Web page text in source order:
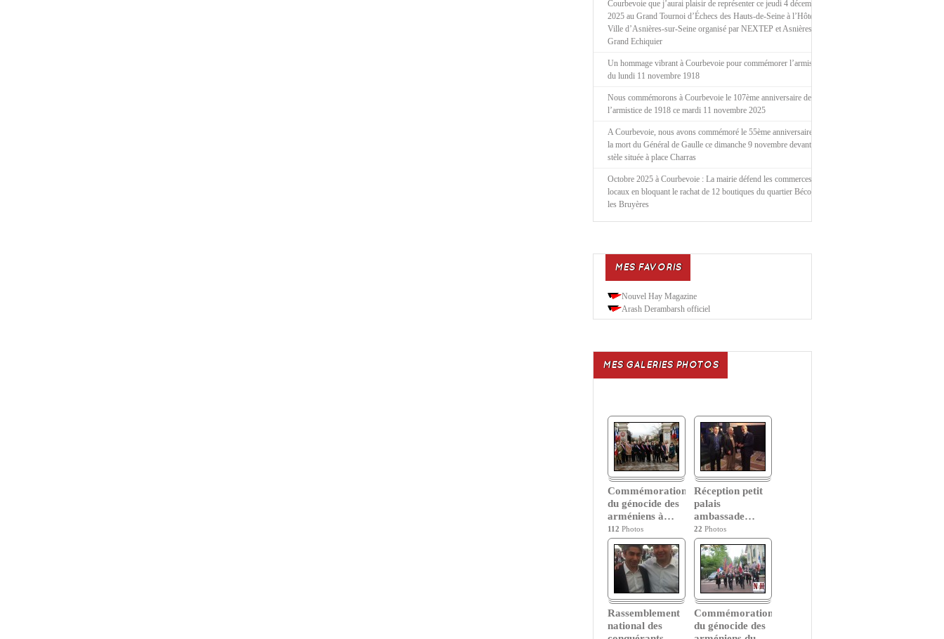
Courbevoie que j’aurai plaisir de représenter ce jeudi 4 décembre
2025 au Grand Tournoi d’Échecs des Hauts-de-Seine à l’Hôtel de
Ville d’Asnières-sur-Seine organisé par NEXTEP et Asnières le
Grand Echiquier
Un hommage vibrant à Courbevoie pour commémorer l’armistice
du lundi 11 novembre 1918
Nous commémorons à Courbevoie le 107ème anniversaire de
l’armistice de 1918 ce mardi 11 novembre 2025
A Courbevoie, nous avons commémoré le 55ème anniversaire de
la mort du Général de Gaulle ce dimanche 9 novembre devant la
stèle située à place Charras
Octobre 2025 à Courbevoie : La mairie défend les commerces
locaux en bloquant le rachat de 12 boutiques du quartier Bécon
les Bruyères
MES FAVORIS
Nouvel Hay Magazine
Arash Derambarsh officiel
MES GALERIES PHOTOS
Commémoration
du génocide des
arméniens à…
112 Photos
Réception petit
palais
ambassade…
22 Photos
Rassemblement
national des
Commémoration
du génocide des